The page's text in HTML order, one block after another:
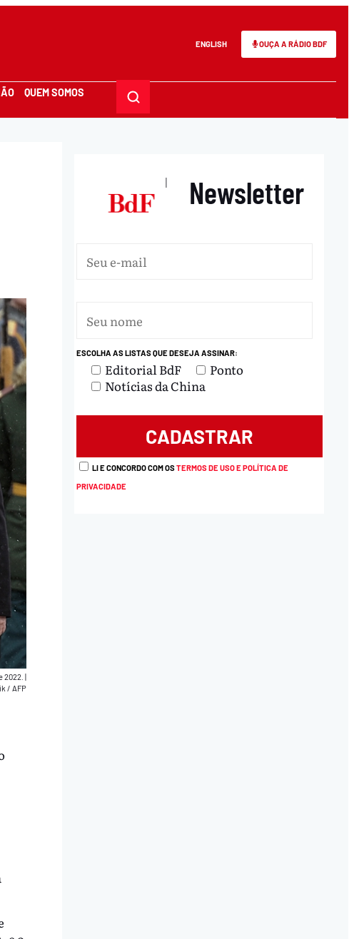
ENGLISH OUÇA A RÁDIO BDF
QUEM SOMOS
2022. |
/ AFP
| Newsletter
ESCOLHA AS LISTAS QUE DESEJA ASSINAR:
Editorial BdF
Ponto
Notícias da China
LI E CONCORDO COM OSTERMOS DE USO E POLÍTICA DE
PRIVACIDADE